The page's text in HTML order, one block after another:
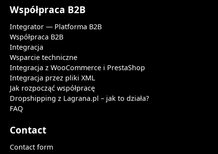
Współpraca B2B
Integrator — Platforma B2B
Współpraca B2B
Integracja
Wsparcie techniczne
Integracja z WooCommerce i PrestaShop
Integracja przez pliki XML
Jak rozpocząć współpracę
Dropshipping z Lagrana.pl – jak to działa?
FAQ
Contact
Contact form